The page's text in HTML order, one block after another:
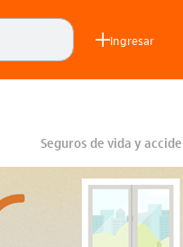
Ingresar
Seguros de vida y